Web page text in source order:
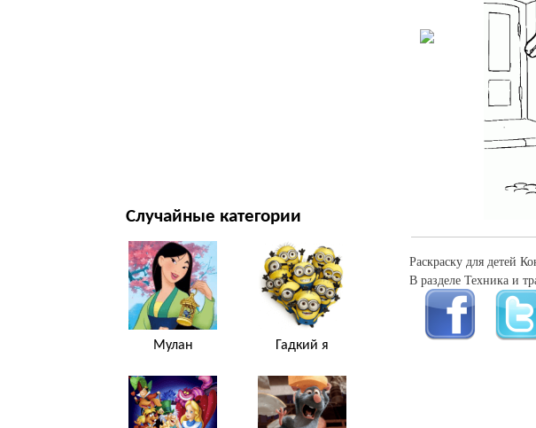
Случайные категории
Мулан Гадкий я
Раскраску для детей
В разделе Техника и